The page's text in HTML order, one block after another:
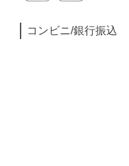
コンビニ/銀行振込